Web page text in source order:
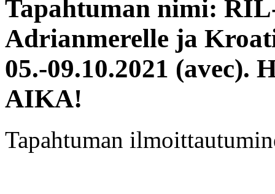
Tapahtuman nimi:
Adrianmerelle ja
05.-09.10.2021
AIKA!
Tapahtuman